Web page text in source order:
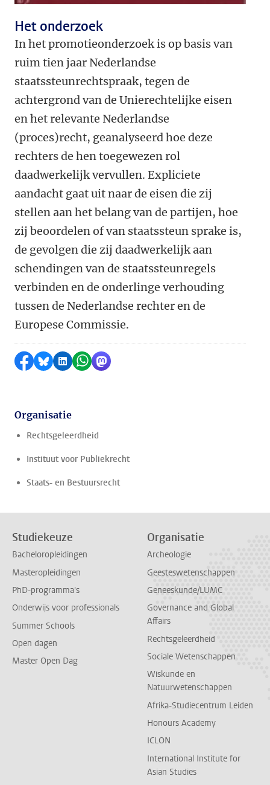
Het onderzoek
In het promotieonderzoek is op basis van
ruim tien jaar Nederlandse
staatssteunrechtspraak, tegen de
achtergrond van de Unierechtelijke eisen
en het relevante Nederlandse
(proces)recht, geanalyseerd hoe deze
rechters de hen toegewezen rol
daadwerkelijk vervullen. Expliciete
aandacht gaat uit naar de eisen die zij
stellen aan het belang van de partijen, hoe
zij beoordelen of van staatssteun sprake is,
de gevolgen die zij daadwerkelijk aan
schendingen van de staatssteunregels
verbinden en de onderlinge verhouding
tussen de Nederlandse rechter en de
Europese Commissie.
Delen op Facebook
Delen via Bluesky
Delen op LinkedIn
Delen via WhatsApp
Delen via Mastodon
Organisatie
Rechtsgeleerdheid
Instituut voor Publiekrecht
Staats- en Bestuursrecht
Studiekeuze
Bacheloropleidingen
Masteropleidingen
PhD-programma's
Onderwijs voor professionals
Summer Schools
Open dagen
Master Open Dag
Organisatie
Archeologie
Geesteswetenschappen
Geneeskunde/LUMC
Governance and Global
Affairs
Rechtsgeleerdheid
Sociale Wetenschappen
Wiskunde en
Natuurwetenschappen
Afrika-Studiecentrum Leiden
Honours Academy
ICLON
International Institute for
Asian Studies